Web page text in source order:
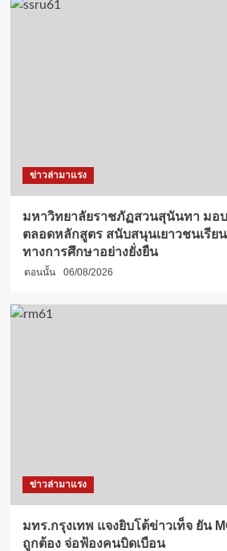
ข่าวล่ามาแรง
มหาวิทยาลัยราชภัฏสวนสุนันทา มอ
ตลอดหลักสูตร สนับสนุนเยาวชนเรีย
ทางการศึกษาอย่างยั่งยืน
ตอนนั้น 06/08/2026
ข่าวล่ามาแรง
มทร.กรุงเทพ แจงยิบโต้ข่าวเท็จ ยัน
ถูกต้อง จ่อฟ้องคนบิดเบือน